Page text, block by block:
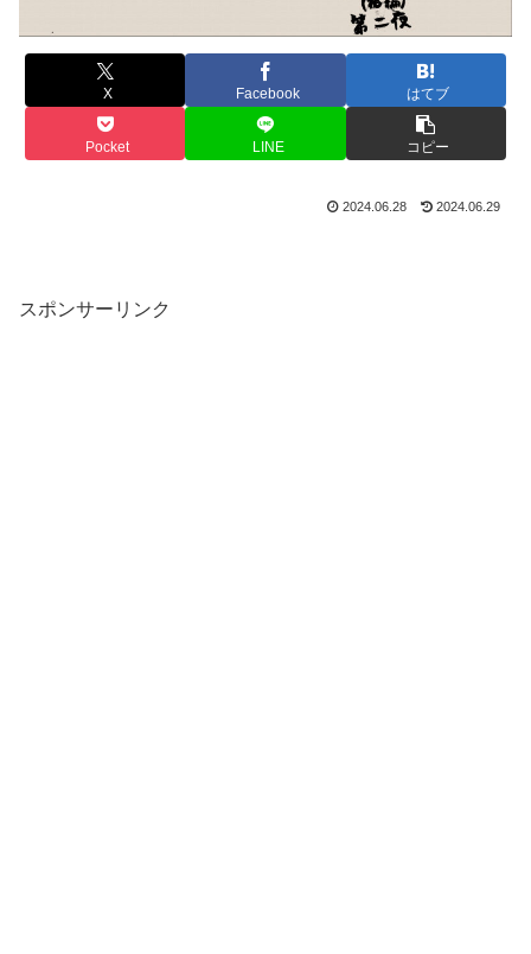
X Facebook はてブ
Pocket LINE コピー
2024.06.28 2024.06.29
スポンサーリンク